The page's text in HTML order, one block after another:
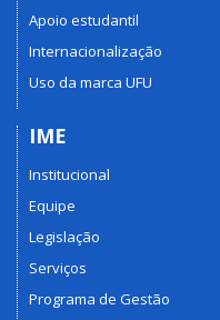
Apoio estudantil
Internacionalização
Uso da marca UFU
IME
Institucional
Equipe
Legislação
Serviços
Programa de Gestão